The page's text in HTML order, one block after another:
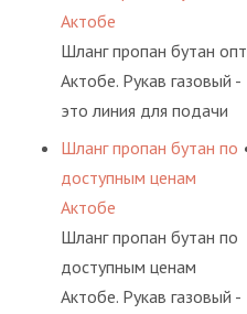
определенными
воздуха и различных
типов сжиженного газа
(кислород, аргон, метан,
пропан, бутан,
определенными
элементами системы.
Актобе
Шланг пропан бутан опт
Актобе. Рукав газовый -
это линия для подачи
сжатого воздуха и
различных типов
сжиженного газа
(кислород, аргон, метан,
пропан, бутан,
ацетилен) между
Шланг пропан бутан по
доступным ценам
Актобе
Шланг пропан бутан по
доступным ценам
Актобе. Рукав газовый -